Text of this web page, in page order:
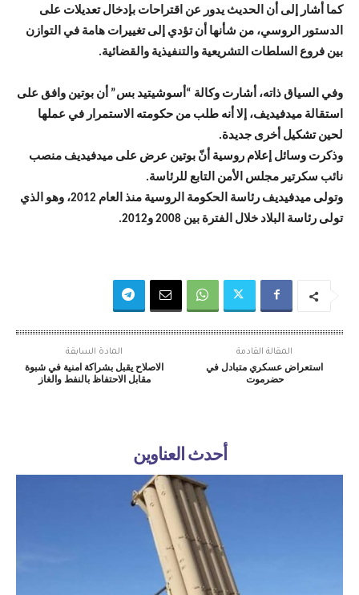
كما أشار إلى أن الحديث يدور عن اقتراحات بإدخال تعديلات على
الدستور الروسي، من شأنها أن تؤدي إلى تغييرات هامة في التوازن
بين فروع السلطات التشريعية والتنفيذية والقضائية.
وفي السياق ذاته، أشارت وكالة “أسوشيتيد بس” أن بوتين وافق على
استقالة ميدفيديف، إلا أنه طلب من حكومته الاستمرار في عملها
لحين تشكيل أخرى جديدة.
وذكرت وسائل إعلام روسية أنّ بوتين عرض على ميدفيديف منصب
نائب سكرتير مجلس الأمن التابع للرئاسة.
وتولى ميدفيديف رئاسة الحكومة الروسية منذ العام 2012، وهو الذي
تولى رئاسة البلاد خلال الفترة بين 2008 و2012.
المادة السابقة
الاصلاح يقبل بشراكة امنية في شبوة
مقابل الاحتفاظ بالنفط والغاز
المقالة القادمة
استعراض عسكري متبادل في
حضرموت
أحدث العناوين